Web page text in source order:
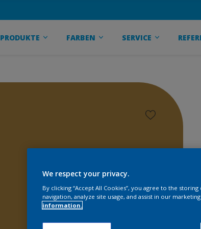
PRODUKTE FARBEN SERVICE
We respect your privacy.
By clicking “Accept All Cookies”, you agree to the
navigation, analyze site usage, and assist in our
information.